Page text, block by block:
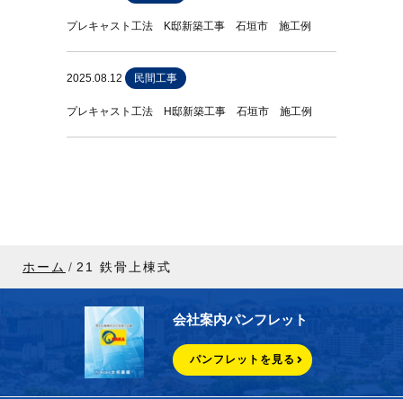
プレキャスト工法 K邸新築工事 石垣市 施工例
2025.08.12 民間工事
プレキャスト工法 H邸新築工事 石垣市 施工例
ホーム 21 鉄骨上棟式
会社案内パンフレット
パンフレットを見る